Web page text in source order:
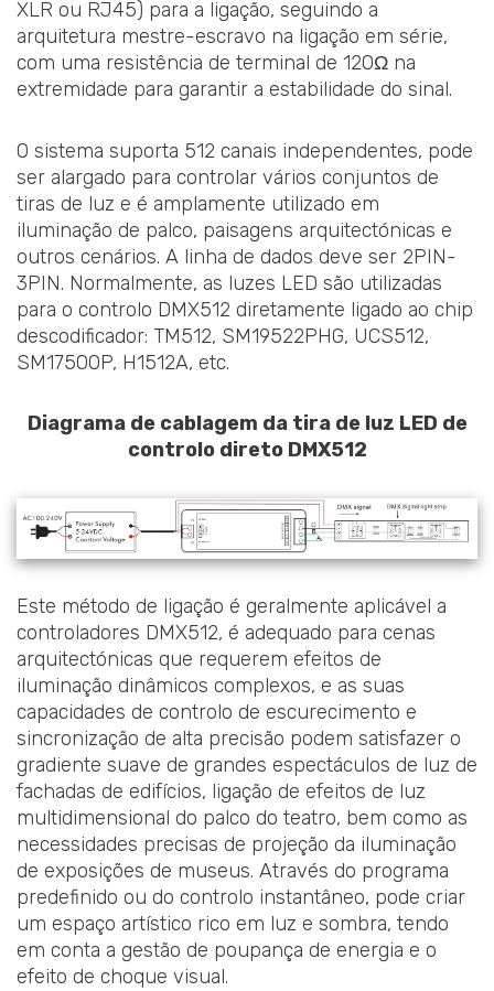
XLR ou RJ45) para a ligação, seguindo a
arquitetura mestre-escravo na ligação em série,
com uma resistência de terminal de 120Ω na
extremidade para garantir a estabilidade do sinal.
O sistema suporta 512 canais independentes, pode
ser alargado para controlar vários conjuntos de
tiras de luz e é amplamente utilizado em
iluminação de palco, paisagens arquitectónicas e
outros cenários. A linha de dados deve ser 2PIN-
3PIN. Normalmente, as luzes LED são utilizadas
para o controlo DMX512 diretamente ligado ao chip
descodificador: TM512, SM19522PHG, UCS512,
SM17500P, H1512A, etc.
Diagrama de cablagem da tira de luz LED de
controlo direto DMX512
Este método de ligação é geralmente aplicável a
controladores DMX512, é adequado para cenas
arquitectónicas que requerem efeitos de
iluminação dinâmicos complexos, e as suas
capacidades de controlo de escurecimento e
sincronização de alta precisão podem satisfazer o
gradiente suave de grandes espectáculos de luz de
fachadas de edifícios, ligação de efeitos de luz
multidimensional do palco do teatro, bem como as
necessidades precisas de projeção da iluminação
de exposições de museus. Através do programa
predefinido ou do controlo instantâneo, pode criar
um espaço artístico rico em luz e sombra, tendo
em conta a gestão de poupança de energia e o
efeito de choque visual.